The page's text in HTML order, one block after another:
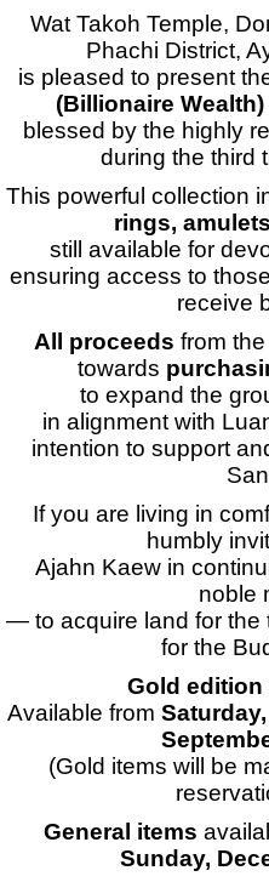
Wat Takoh Temple,
Phachi District,
is pleased to present
(Billionaire Wealth)
blessed by the highly
during the third
This powerful collection
rings,
still available for
ensuring access to
receive
All proceeds from
towards
to expand the
in alignment with
intention to support
If you are living in
humbly
Ajahn Kaew in
noble
— to acquire land for the
for the
Gold
Available from
(Gold items will be
General items
Sunday,